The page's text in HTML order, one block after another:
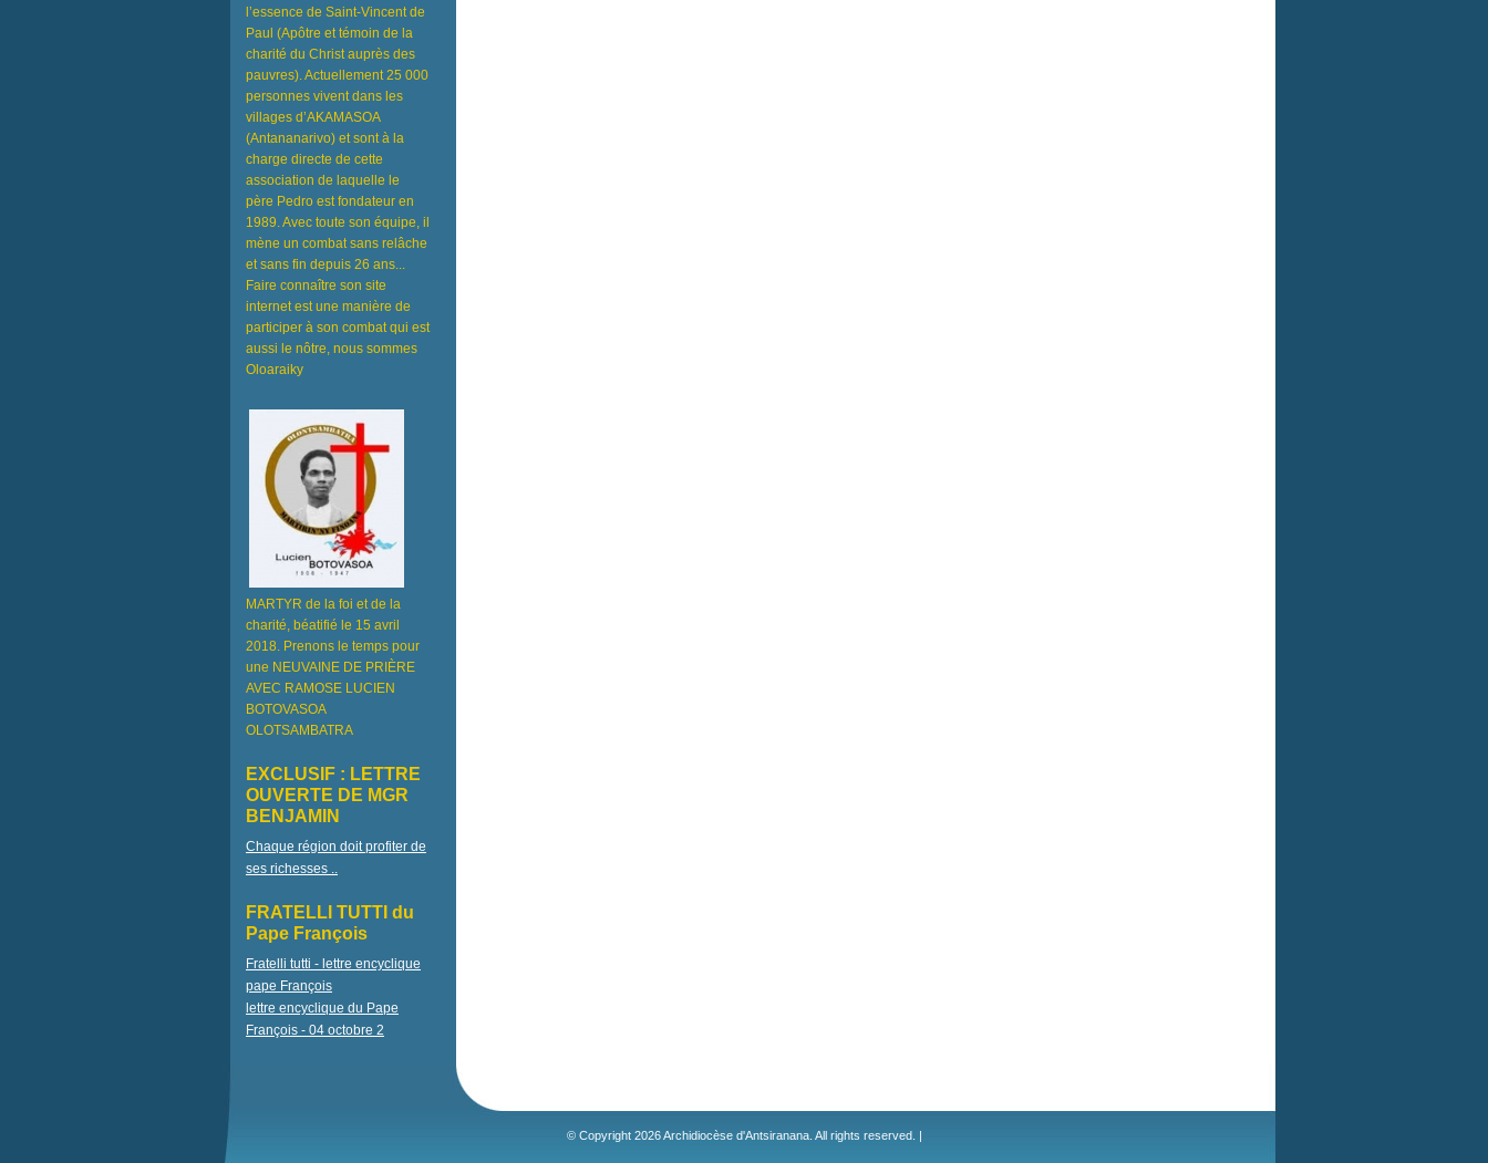
l’essence de Saint-Vincent de
Paul (Apôtre et témoin de la
charité du Christ auprès des
pauvres). Actuellement 25 000
personnes vivent dans les
villages d’AKAMASOA
(Antananarivo) et sont à la
charge directe de cette
association de laquelle le
père Pedro est fondateur en
1989. Avec toute son équipe, il
mène un combat sans relâche
et sans fin depuis 26 ans...
Faire connaître son site
internet est une manière de
participer à son combat qui est
aussi le nôtre, nous sommes
Oloaraiky
MARTYR de la foi et de la
charité, béatifié le 15 avril
2018. Prenons le temps pour
une NEUVAINE DE PRIÈRE
AVEC RAMOSE LUCIEN
BOTOVASOA
OLOTSAMBATRA
EXCLUSIF : LETTRE
OUVERTE DE MGR
BENJAMIN
Chaque région doit profiter de
ses richesses ..
FRATELLI TUTTI du
Pape François
Fratelli tutti - lettre encyclique
pape François
lettre encyclique du Pape
François - 04 octobre 2
© Copyright 2026 Archidiocèse d'Antsiranana. All rights reserved. |